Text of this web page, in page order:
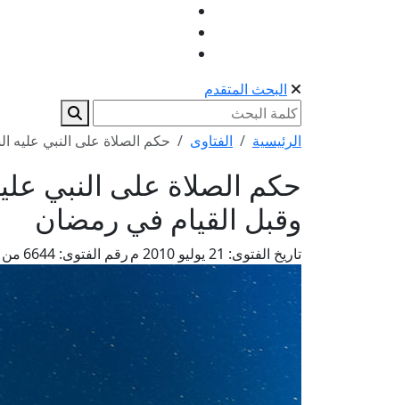
البحث المتقدم
الرئيسية الفتاوى حكم الصلاة على النبي عليه
حكم الصلاة على النبي
وقبل القيام في رمضان
تاريخ الفتوى: رقم الفتوى: 6644 من